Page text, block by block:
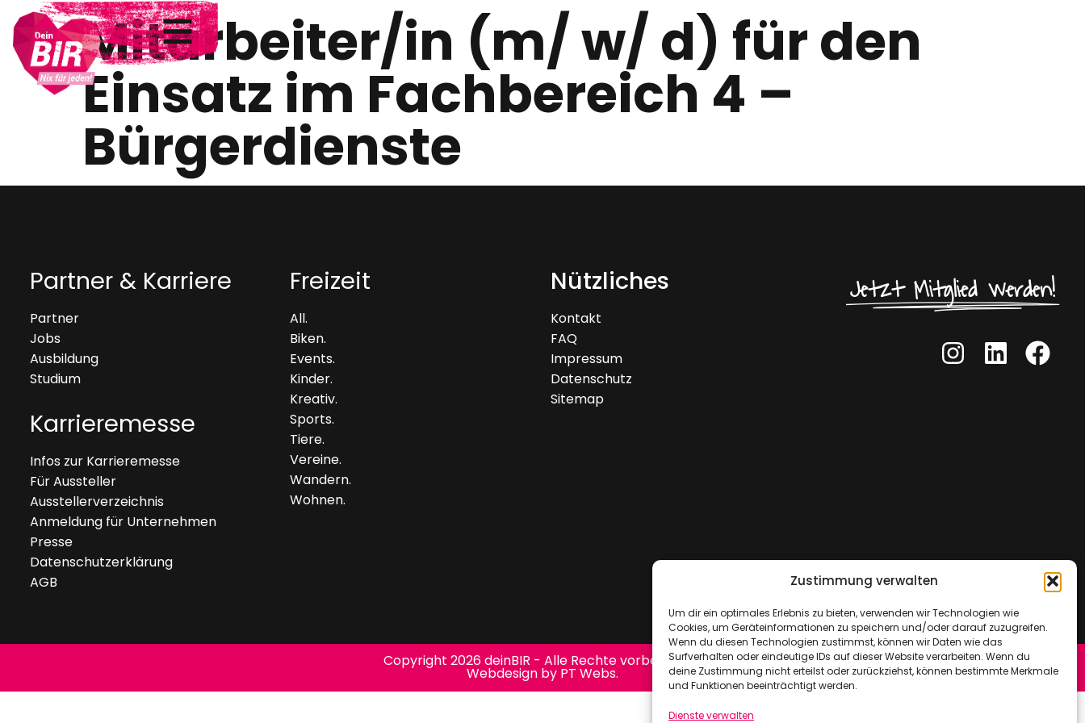
Zustimmung verwalten
Um dir ein optimales Erlebnis zu bieten, verwenden wir Technologien wie
Cookies, um Geräteinformationen zu speichern und/oder darauf zuzugreifen.
Wenn du diesen Technologien zustimmst, können wir Daten wie das
Surfverhalten oder eindeutige IDs auf dieser Website verarbeiten. Wenn du
deine Zustimmung nicht erteilst oder zurückziehst, können bestimmte Merkmale
und Funktionen beeinträchtigt werden.
Dienste verwalten
Mitarbeiter/in (m/ w/ d) für den
Einsatz im Fachbereich 4 –
Bürgerdienste
Partner & Karriere
Partner
Jobs
Ausbildung
Studium
Karrieremesse
Infos zur Karrieremesse
Für Aussteller
Ausstellerverzeichnis
Anmeldung für Unternehmen
Presse
Datenschutzerklärung
AGB
Freizeit
All.
Biken.
Events.
Kinder.
Kreativ.
Sports.
Tiere.
Vereine.
Wandern.
Wohnen.
Nützliches
Kontakt
FAQ
Impressum
Datenschutz
Sitemap
Jetzt Mitglied werden!
Copyright 2026 deinBIR - Alle Rechte vorbehalten.
Webdesign by PT Webs.